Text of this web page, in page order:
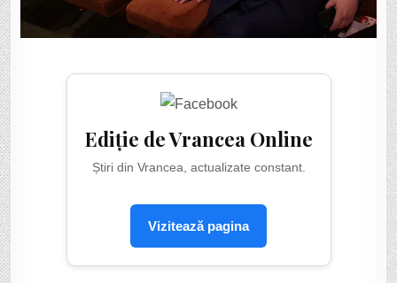
Ediție de Vrancea Online
Știri din Vrancea, actualizate constant.
Vizitează pagina